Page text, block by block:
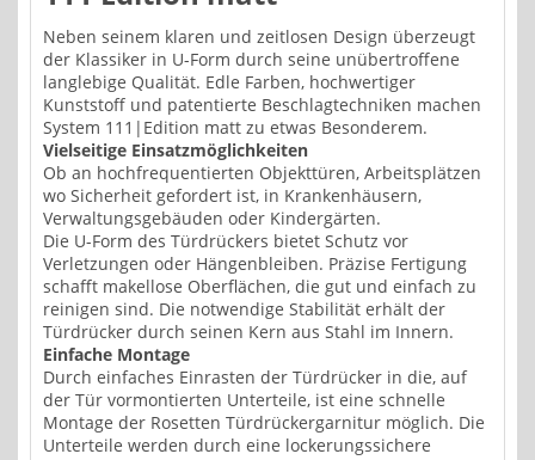
Neben seinem klaren und zeitlosen Design überzeugt
der Klassiker in U-Form durch seine unübertroffene
langlebige Qualität. Edle Farben, hochwertiger
Kunststoff und patentierte Beschlagtechniken machen
System 111|Edition matt zu etwas Besonderem.
Vielseitige Einsatzmöglichkeiten
Ob an hochfrequentierten Objekttüren, Arbeitsplätzen
wo Sicherheit gefordert ist, in Krankenhäusern,
Verwaltungsgebäuden oder Kindergärten.
Die U-Form des Türdrückers bietet Schutz vor
Verletzungen oder Hängenbleiben. Präzise Fertigung
schafft makellose Oberflächen, die gut und einfach zu
reinigen sind. Die notwendige Stabilität erhält der
Türdrücker durch seinen Kern aus Stahl im Innern.
Einfache Montage
Durch einfaches Einrasten der Türdrücker in die, auf
der Tür vormontierten Unterteile, ist eine schnelle
Montage der Rosetten Türdrückergarnitur möglich. Die
Unterteile werden durch eine lockerungssichere